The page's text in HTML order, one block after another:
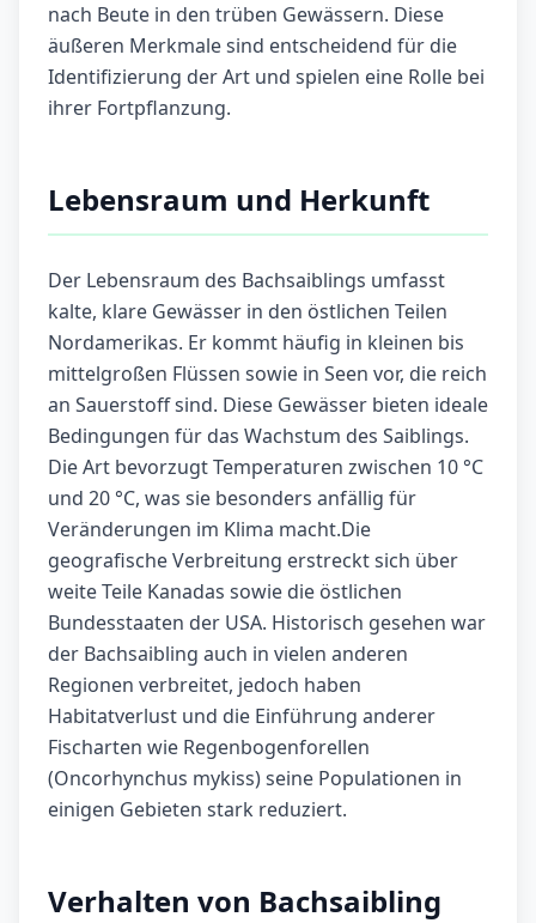
nach Beute in den trüben Gewässern. Diese
äußeren Merkmale sind entscheidend für die
Identifizierung der Art und spielen eine Rolle bei
ihrer Fortpflanzung.
Lebensraum und Herkunft
Der Lebensraum des Bachsaiblings umfasst
kalte, klare Gewässer in den östlichen Teilen
Nordamerikas. Er kommt häufig in kleinen bis
mittelgroßen Flüssen sowie in Seen vor, die reich
an Sauerstoff sind. Diese Gewässer bieten ideale
Bedingungen für das Wachstum des Saiblings.
Die Art bevorzugt Temperaturen zwischen 10 °C
und 20 °C, was sie besonders anfällig für
Veränderungen im Klima macht.Die
geografische Verbreitung erstreckt sich über
weite Teile Kanadas sowie die östlichen
Bundesstaaten der USA. Historisch gesehen war
der Bachsaibling auch in vielen anderen
Regionen verbreitet, jedoch haben
Habitatverlust und die Einführung anderer
Fischarten wie Regenbogenforellen
(Oncorhynchus mykiss) seine Populationen in
einigen Gebieten stark reduziert.
Verhalten von Bachsaibling